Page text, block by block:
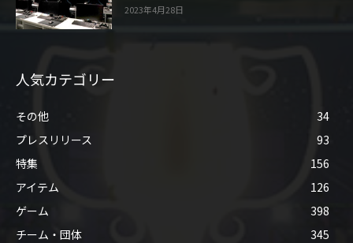
2023年4月28日
人気カテゴリー
その他
34
プレスリリース
93
特集
156
アイテム
126
ゲーム
398
チーム・団体
345